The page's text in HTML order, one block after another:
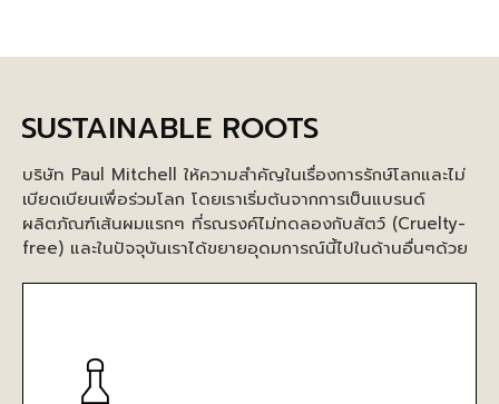
SUSTAINABLE ROOTS
บริษัท Paul Mitchell ให้ความสำคัญในเรื่องการรักษ์โลกและไม่
เบียดเบียนเพื่อร่วมโลก โดยเราเริ่มต้นจากการเป็นแบรนด์
ผลิตภัณฑ์เส้นผมแรกๆ ที่รณรงค์ไม่ทดลองกับสัตว์ (Cruelty-
free) และในปัจจุบันเราได้ขยายอุดมการณ์นี้ไปในด้านอื่นๆด้วย